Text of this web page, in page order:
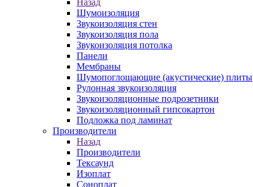
Назад
Шумоизоляция
Звукоизоляция стен
Звукоизоляция пола
Звукоизоляция потолка
Панели
Мембраны
Шумопоглощающие (акустические) плиты
Рулонная звукоизоляция
Звукоизоляционные подрозетники
Звукоизоляционный гипсокартон
Подложка под ламинат
Производители
Назад
Производители
Тексаунд
Изоплат
Соноплат